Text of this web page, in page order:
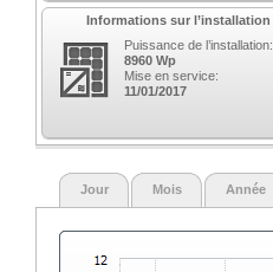
Informations sur l’installation
Puissance de l’installation:
8960 Wp
Mise en service:
11/01/2017
Jour Mois Année